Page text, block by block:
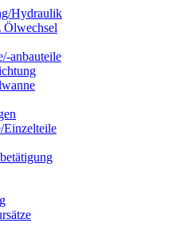
Hydraulik
Ölwechsel
anbauteile
Einzelteile